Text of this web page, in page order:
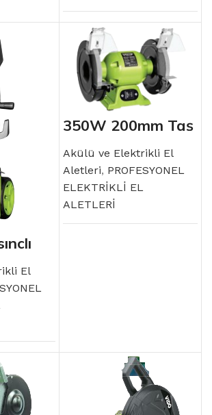
El
350W 200mm Taş
Motoru
Akülü ve Elektrikli El
Aletleri, PROFESYONEL
ELEKTRİKLİ EL
ALETLERİ